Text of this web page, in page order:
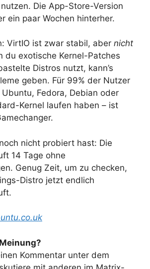
Die App-Store-Version
ein paar Wochen hinterher.
VirtIO ist zwar stabil, aber nicht
du exotische Kernel-Patches
Distros nutzt, kann’s
geben. Für 99% der Nutzer
Fedora, Debian oder
Kernel laufen haben – ist
nicht probiert hast: Die
14 Tage ohne
Genug Zeit, um zu checken,
Distro jetzt endlich
Kommentar unter dem